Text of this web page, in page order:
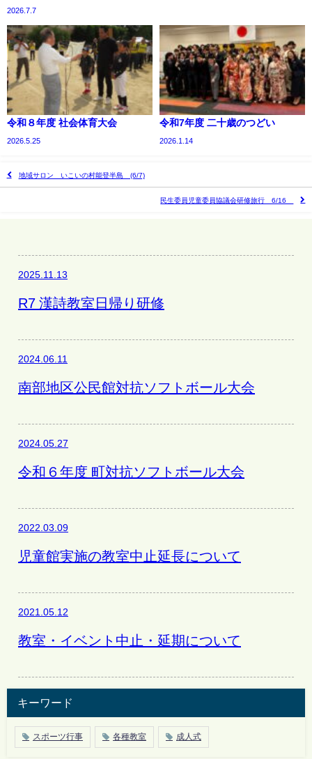
2026.7.7
令和８年度 社会体育大会
2026.5.25
令和7年度 二十歳のつどい
2026.1.14
地域サロン いこいの村能登半島 (6/7)
民生委員児童委員協議会研修旅行 6/16
2025.11.13
R7 漢詩教室日帰り研修
2024.06.11
南部地区公民館対抗ソフトボール大会
2024.05.27
令和６年度 町対抗ソフトボール大会
2022.03.09
児童館実施の教室中止延長について
2021.05.12
教室・イベント中止・延期について
キーワード
スポーツ行事 各種教室 成人式